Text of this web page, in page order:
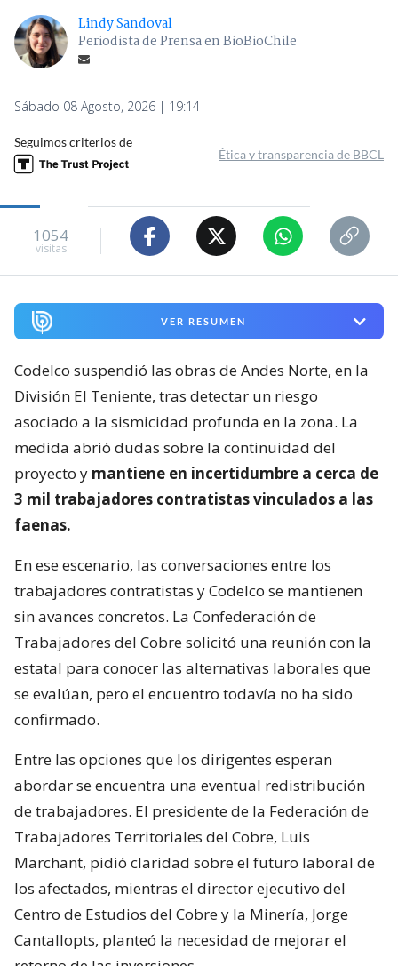
Lindy Sandoval
Periodista de Prensa en BioBioChile
Sábado 08 Agosto, 2026 | 19:14
Seguimos criterios de
Ética y transparencia de BBCL
1054
visitas
VER RESUMEN
Codelco suspendió las obras de Andes Norte, en la
División El Teniente, tras detectar un riesgo
asociado a la sismicidad profunda en la zona. La
medida abrió dudas sobre la continuidad del
proyecto y mantiene en incertidumbre a cerca de
3 mil trabajadores contratistas vinculados a las
faenas.
En ese escenario, las conversaciones entre los
trabajadores contratistas y Codelco se mantienen
sin avances concretos. La Confederación de
Trabajadores del Cobre solicitó una reunión con la
estatal para conocer las alternativas laborales que
se evalúan, pero el encuentro todavía no ha sido
confirmado.
Entre las opciones que los dirigentes esperan
abordar se encuentra una eventual redistribución
de trabajadores. El presidente de la Federación de
Trabajadores Territoriales del Cobre, Luis
Marchant, pidió claridad sobre el futuro laboral de
los afectados, mientras el director ejecutivo del
Centro de Estudios del Cobre y la Minería, Jorge
Cantallopts, planteó la necesidad de mejorar el